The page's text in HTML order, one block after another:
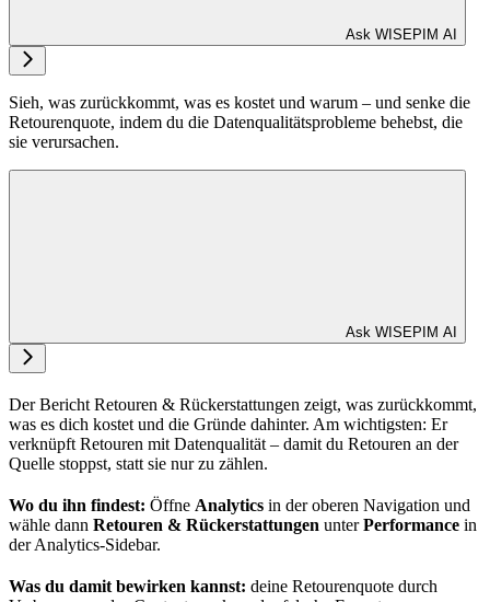
Ask WISEPIM AI
Sieh, was zurückkommt, was es kostet und warum – und senke die
Retourenquote, indem du die Datenqualitätsprobleme behebst, die
sie verursachen.
Ask WISEPIM AI
Der Bericht Retouren & Rückerstattungen zeigt, was zurückkommt,
was es dich kostet und die Gründe dahinter. Am wichtigsten: Er
verknüpft Retouren mit Datenqualität – damit du Retouren an der
Quelle stoppst, statt sie nur zu zählen.
Wo du ihn findest: Öffne Analytics in der oberen Navigation und
wähle dann Retouren & Rückerstattungen unterPerformance in
der Analytics-Sidebar.
Was du damit bewirken kannst: deine Retourenquote durch